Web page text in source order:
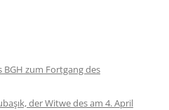
BGH zum Fortgang des
der Witwe des am 4. April